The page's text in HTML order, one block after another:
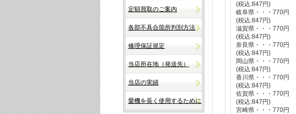
定額買取のご案内
各部不具合箇所判別方法
修理保証規定
当店所在地（発送先）
当店の実績
愛機を長く使用するために
(税込:847円)
岐阜県・・・770円
(税込:847円)
滋賀県・・・770円
(税込:847円)
奈良県・・・770円
(税込:847円)
岡山県・・・770円
(税込:847円)
香川県・・・770円
(税込:847円)
佐賀県・・・770円
(税込:847円)
宮崎県・・・770円